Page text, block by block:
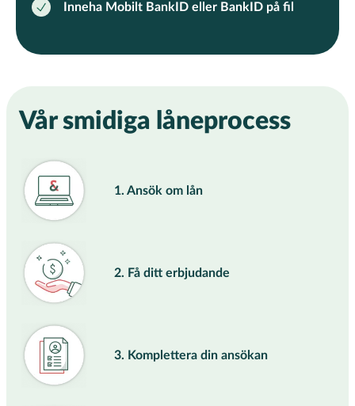
Inneha Mobilt BankID eller BankID på fil
Vår smidiga låneprocess
1. Ansök om lån
2. Få ditt erbjudande
3. Komplettera din ansökan